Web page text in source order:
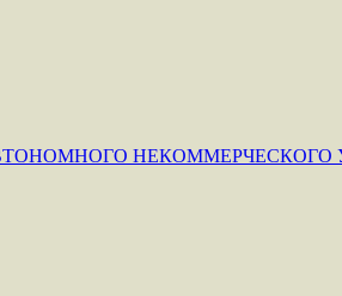
НЕКОММЕРЧЕСКОГО